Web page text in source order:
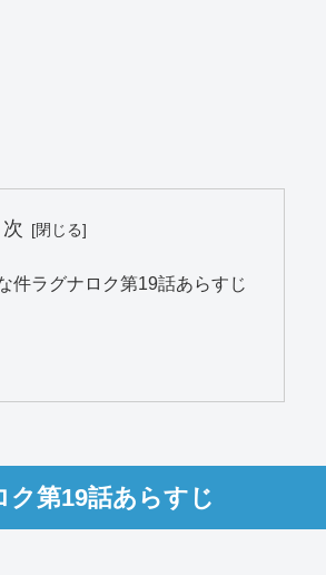
件ラグナロク第19話あらすじ
第19話あらすじ